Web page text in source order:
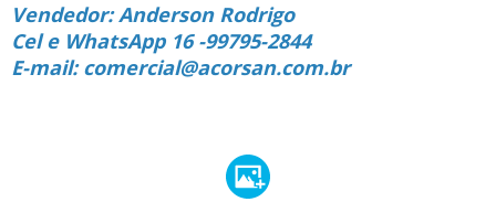
Vendedor: Anderson Rodrigo
Cel e WhatsApp 16 -99795-2844
E-mail: comercial@acorsan.com.br